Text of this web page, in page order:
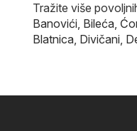
Tražite više
Banovići, Bileća,
Blatnica, Divičani,